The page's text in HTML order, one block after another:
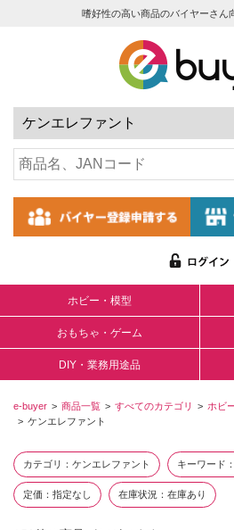
嗜好性の高い商品のバイヤーさん
ホビー・模型
おもちゃ・ゲーム
DIY・業務用途品
e-buyer 商品一覧 すべてのカテゴリ ホビ
ケンエレファント
カテゴリ ケンエレファント キーワード
定価 指定なし 在庫状況 在庫あり